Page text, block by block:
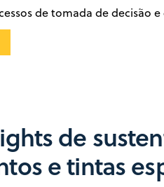
de tomada de decisão
de
e tintas